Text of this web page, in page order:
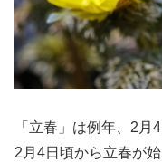
「立春」は例年、2月
2月4日頃から立春が